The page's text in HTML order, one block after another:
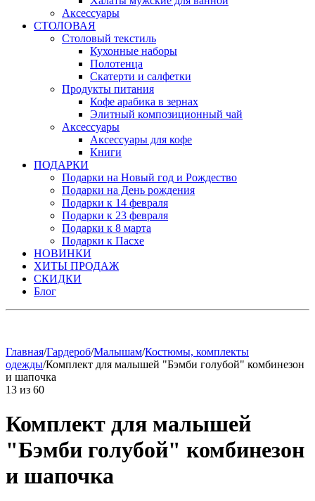
Аксессуары
СТОЛОВАЯ
Столовый текстиль
Кухонные наборы
Полотенца
Скатерти и салфетки
Продукты питания
Кофе арабика в зернах
Элитный композиционный чай
Аксессуары
Аксессуары для кофе
Книги
ПОДАРКИ
Подарки на Новый год и Рождество
Подарки на День рождения
Подарки к 14 февраля
Подарки к 23 февраля
Подарки к 8 марта
Подарки к Пасхе
НОВИНКИ
ХИТЫ ПРОДАЖ
СКИДКИ
Блог
Главная/Гардероб/Малышам/Костюмы, комплекты
одежды/Комплект для малышей "Бэмби голубой" комбинезон
и шапочка
13 из 60
Комплект для малышей
"Бэмби голубой" комбинезон
и шапочка